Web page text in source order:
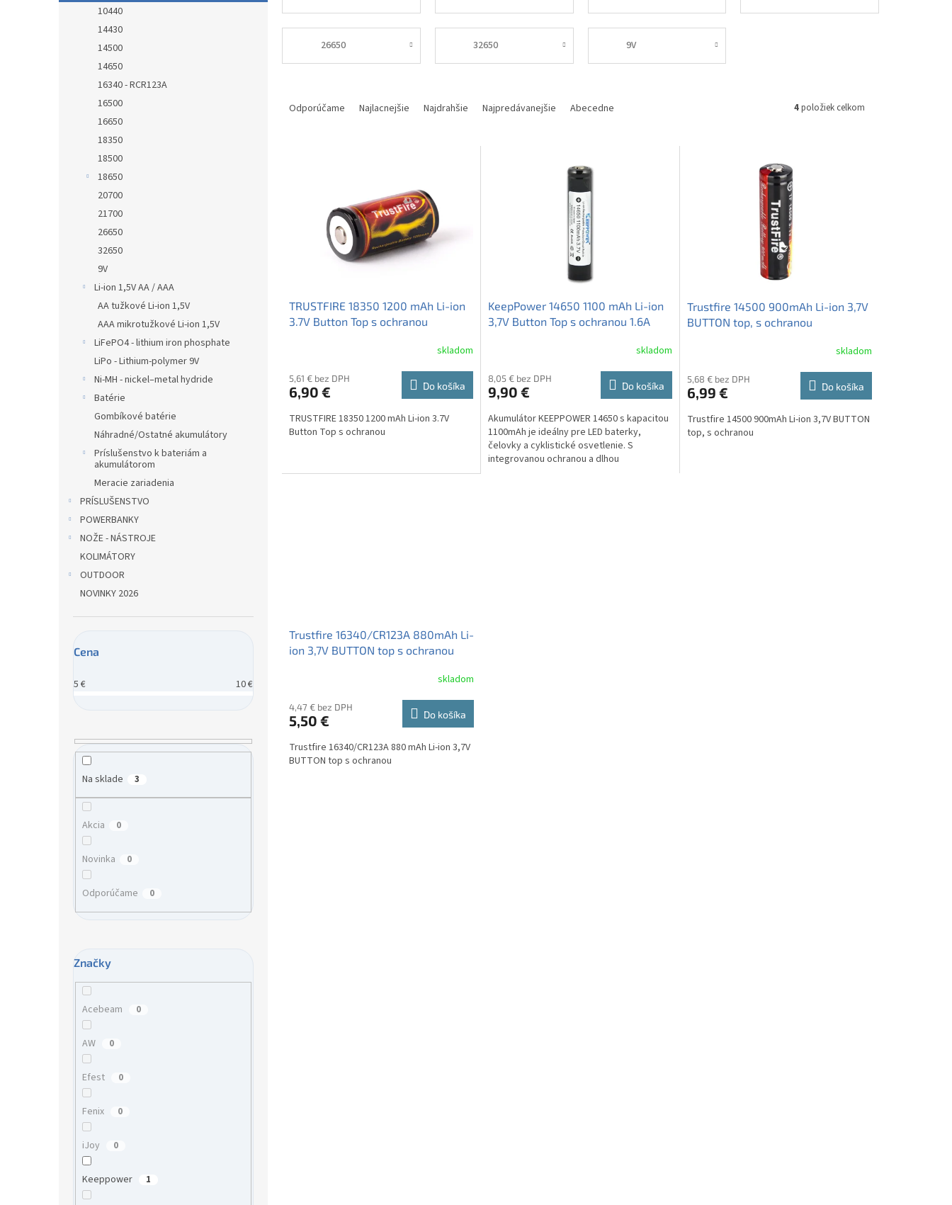
10440
14430
14500
14650
16340 - RCR123A
16500
16650
18350
18500
18650
20700
21700
26650
32650
9V
Li-ion 1,5V AA / AAA
AA tužkové Li-ion 1,5V
AAA mikrotužkové Li-ion 1,5V
LiFePO4 - lithium iron phosphate
LiPo - Lithium-polymer 9V
Ni-MH - nickel–metal hydride
Batérie
Gombíkové batérie
Náhradné/Ostatné akumulátory
Príslušenstvo k bateriám a
akumulátorom
Meracie zariadenia
PRÍSLUŠENSTVO
POWERBANKY
NOŽE - NÁSTROJE
KOLIMÁTORY
OUTDOOR
NOVINKY 2026
Cena
5 € 10€
Na sklade 3
Akcia 0
Novinka 0
Odporúčame 0
Značky
Acebeam 0
AW 0
Efest 0
Fenix 0
iJoy 0
Keeppower 1
26650 32650 9V
Odporúčame Najlacnejšie Najdrahšie Najpredávanejšie Abecedne 4položiek celkom
TRUSTFIRE 18350 1200 mAh Li-ion
3.7V Button Top s ochranou
skladom
5,61 € bez DPH
6,90 € Do košíka
TRUSTFIRE 18350 1200 mAh Li-ion 3.7V
Button Top s ochranou
KeepPower 14650 1100 mAh Li-ion
3,7V Button Top s ochranou 1.6A
skladom
8,05 € bez DPH
9,90 € Do košíka
Akumulátor KEEPPOWER 14650 s kapacitou
1100mAh je ideálny pre LED baterky,
čelovky a cyklistické osvetlenie. S
integrovanou ochranou a dlhou
Trustfire 14500 900mAh Li-ion 3,7V
BUTTON top, s ochranou
skladom
5,68 € bez DPH
6,99 € Do košíka
Trustfire 14500 900mAh Li-ion 3,7V BUTTON
top, s ochranou
Trustfire 16340/CR123A 880mAh Li-
ion 3,7V BUTTON top s ochranou
skladom
4,47 € bez DPH
5,50 € Do košíka
Trustfire 16340/CR123A 880 mAh Li-ion 3,7V
BUTTON top s ochranou